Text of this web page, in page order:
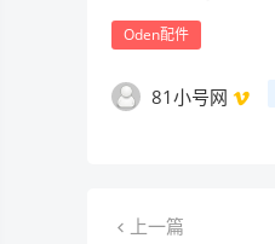
Oden配件
81小号网
上一篇